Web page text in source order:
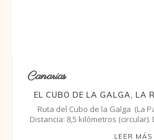
Canarias
EL CUBO DE LA GALGA, LA
Ruta del Cubo de la Galga (La
Distancia: 8,5 kilómetros (circular).
LEER MÁS